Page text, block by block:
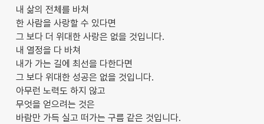
내 삶의 전체를 바쳐
한 사람을 사랑할 수 있다면
그 보다 더 위대한 사랑은 없을 것입니다.
내 열정을 다 바쳐
내가 가는 길에 최선을 다한다면
그 보다 위대한 성공은 없을 것입니다.
아무런 노력도 하지 않고
무엇을 얻으려는 것은
바람만 가득 실고 떠가는 구름 같은 것입니다.